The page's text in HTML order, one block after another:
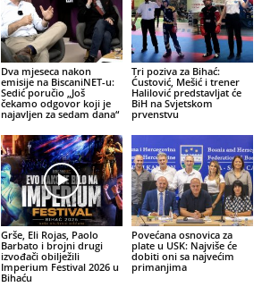
Dva mjeseca nakon
emisije na BiscaniNET-u:
Sedić poručio „Još
čekamo odgovor koji je
najavljen za sedam dana“
Tri poziva za Bihać:
Ćustović, Mešić i trener
Halilović predstavljat će
BiH na Svjetskom
prvenstvu
Grše, Eli Rojas, Paolo
Barbato i brojni drugi
izvođači obilježili
Imperium Festival 2026 u
Bihaću
Povećana osnovica za
plate u USK: Najviše će
dobiti oni sa najvećim
primanjima